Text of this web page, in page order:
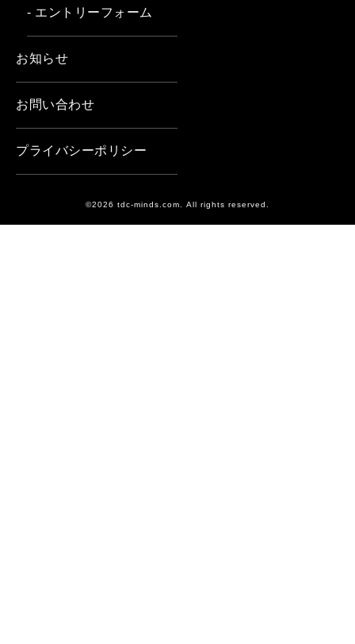
- エントリーフォーム
お知らせ
お問い合わせ
プライバシーポリシー
©2026 tdc-minds.com. All rights reserved.